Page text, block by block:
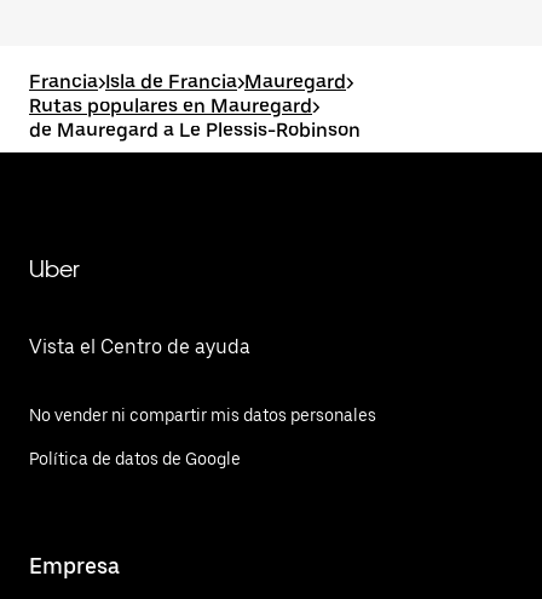
Francia>Isla de Francia>Mauregard>
Rutas populares en Mauregard>
de Mauregard a Le Plessis-Robinson
Uber
Vista el Centro de ayuda
No vender ni compartir mis datos personales
Política de datos de Google
Empresa